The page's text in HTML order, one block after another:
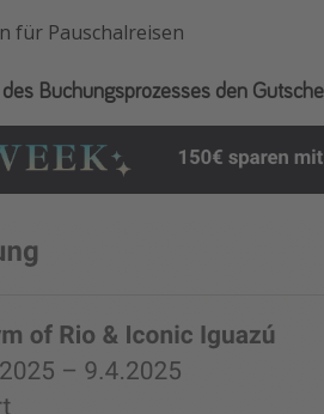
für Pauschalreisen
Buchungsprozesses den